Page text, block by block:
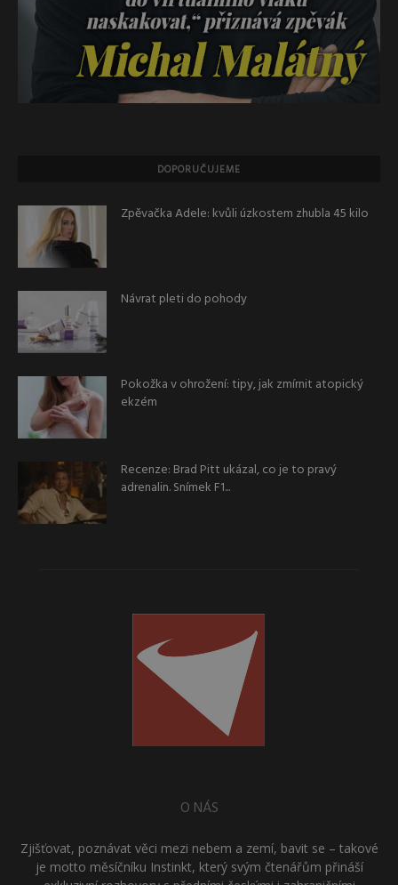
DOPORUČUJEME
Zpěvačka Adele: kvůli úzkostem zhubla 45 kilo
Návrat pleti do pohody
Pokožka v ohrožení: tipy, jak zmírnit atopický
ekzém
Recenze: Brad Pitt ukázal, co je to pravý
adrenalin. Snímek F1...
O NÁS
Zjišťovat, poznávat věci mezi nebem a zemí, bavit se – takové
je motto měsíčníku Instinkt, který svým čtenářům přináší